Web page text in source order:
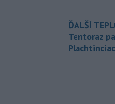
ĎALŠÍ
Tentoraz